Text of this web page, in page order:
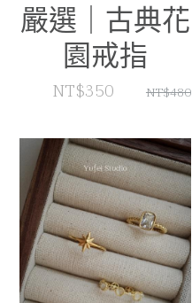
嚴選｜古典花
園戒指
NT$350 NT$480